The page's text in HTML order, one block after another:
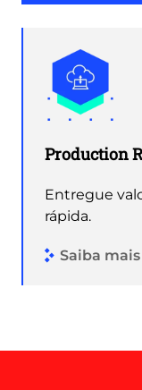
Production
Entregue
rápida.
Saiba mais